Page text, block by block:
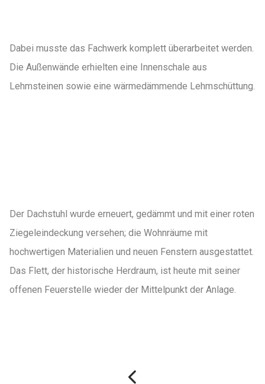
Dabei musste das Fachwerk komplett überarbeitet werden.
Die Außenwände erhielten eine Innenschale aus
Lehmsteinen sowie eine wärmedämmende Lehmschüttung.
Der Dachstuhl wurde erneuert, gedämmt und mit einer roten
Ziegeleindeckung versehen; die Wohnräume mit
hochwertigen Materialien und neuen Fenstern ausgestattet.
Das Flett, der historische Herdraum, ist heute mit seiner
offenen Feuerstelle wieder der Mittelpunkt der Anlage.